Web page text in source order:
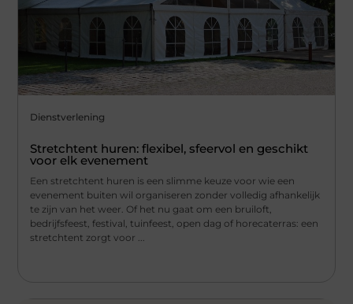
Dienstverlening
Stretchtent huren: flexibel, sfeervol en geschikt
voor elk evenement
Een stretchtent huren is een slimme keuze voor wie een
evenement buiten wil organiseren zonder volledig afhankelijk
te zijn van het weer. Of het nu gaat om een bruiloft,
bedrijfsfeest, festival, tuinfeest, open dag of horecaterras: een
stretchtent zorgt voor ...